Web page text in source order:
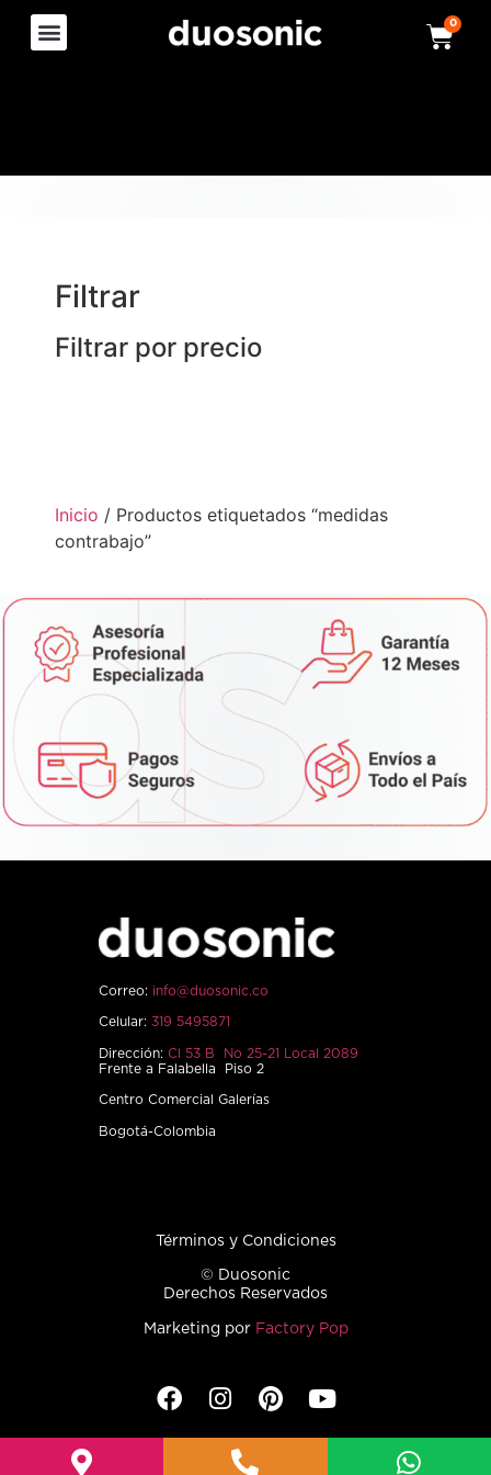
0
Filtrar
Filtrar por precio
Inicio / Productos etiquetados “medidas
contrabajo”
Correo: info@duosonic.co
Celular: 319 5495871
Dirección: Cl 53 B No 25-21 Local 2089
Frente a Falabella Piso 2
Centro Comercial Galerías
Bogotá-Colombia
Términos y Condiciones
© Duosonic
Derechos Reservados
Marketing por Factory Pop